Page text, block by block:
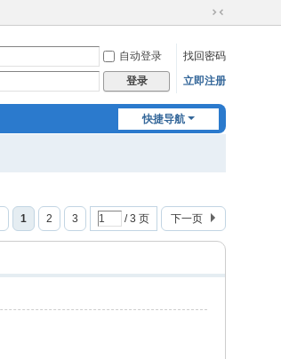
切
到
窄
自动登录
找回密码
登录 立即注册
快捷导航
1 2 3 / 3 页 下一页